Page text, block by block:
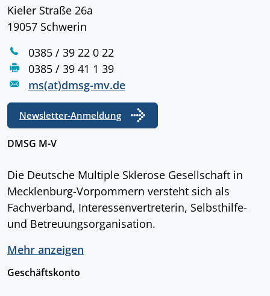
Kieler Straße 26a
19057 Schwerin
0385 / 39 22 0 22
0385 / 39 41 1 39
ms(at)dmsg-mv.de
Newsletter-Anmeldung
DMSG M-V
Die Deutsche Multiple Sklerose Gesellschaft in
Mecklenburg-Vorpommern versteht sich als
Fachverband, Interessenvertreterin, Selbsthilfe-
und Betreuungsorganisation.
Mehr anzeigen
Geschäftskonto